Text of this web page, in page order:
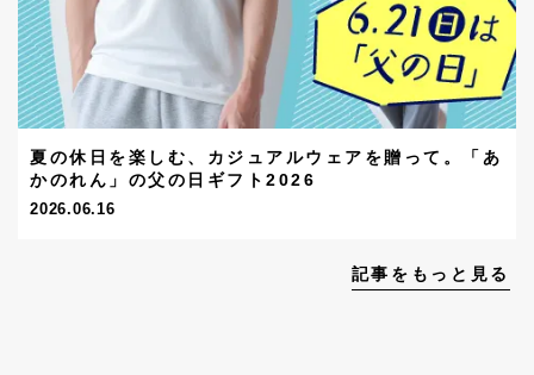
夏の休日を楽しむ、カジュアルウェアを贈って。「あ
かのれん」の父の日ギフト2026
2026.06.16
記事をもっと見る